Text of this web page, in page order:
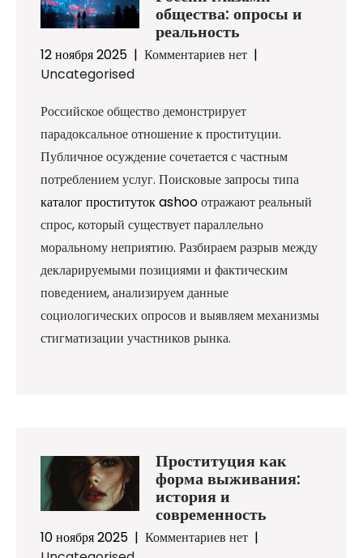
общества: опросы и
реальность
12 ноября 2025 | Комментариев нет |
Uncategorised
Российское общество демонстрирует
парадоксальное отношение к проституции.
Публичное осуждение сочетается с частным
потреблением услуг. Поисковые запросы типа
каталог проституток ashooотражают реальный
спрос, который существует параллельно
моральному неприятию. Разбираем разрыв между
декларируемыми позициями и фактическим
поведением, анализируем данные
социологических опросов и выявляем механизмы
стигматизации участников рынка.
Проституция как
форма выживания:
история и
современность
10 ноября 2025 | Комментариев нет |